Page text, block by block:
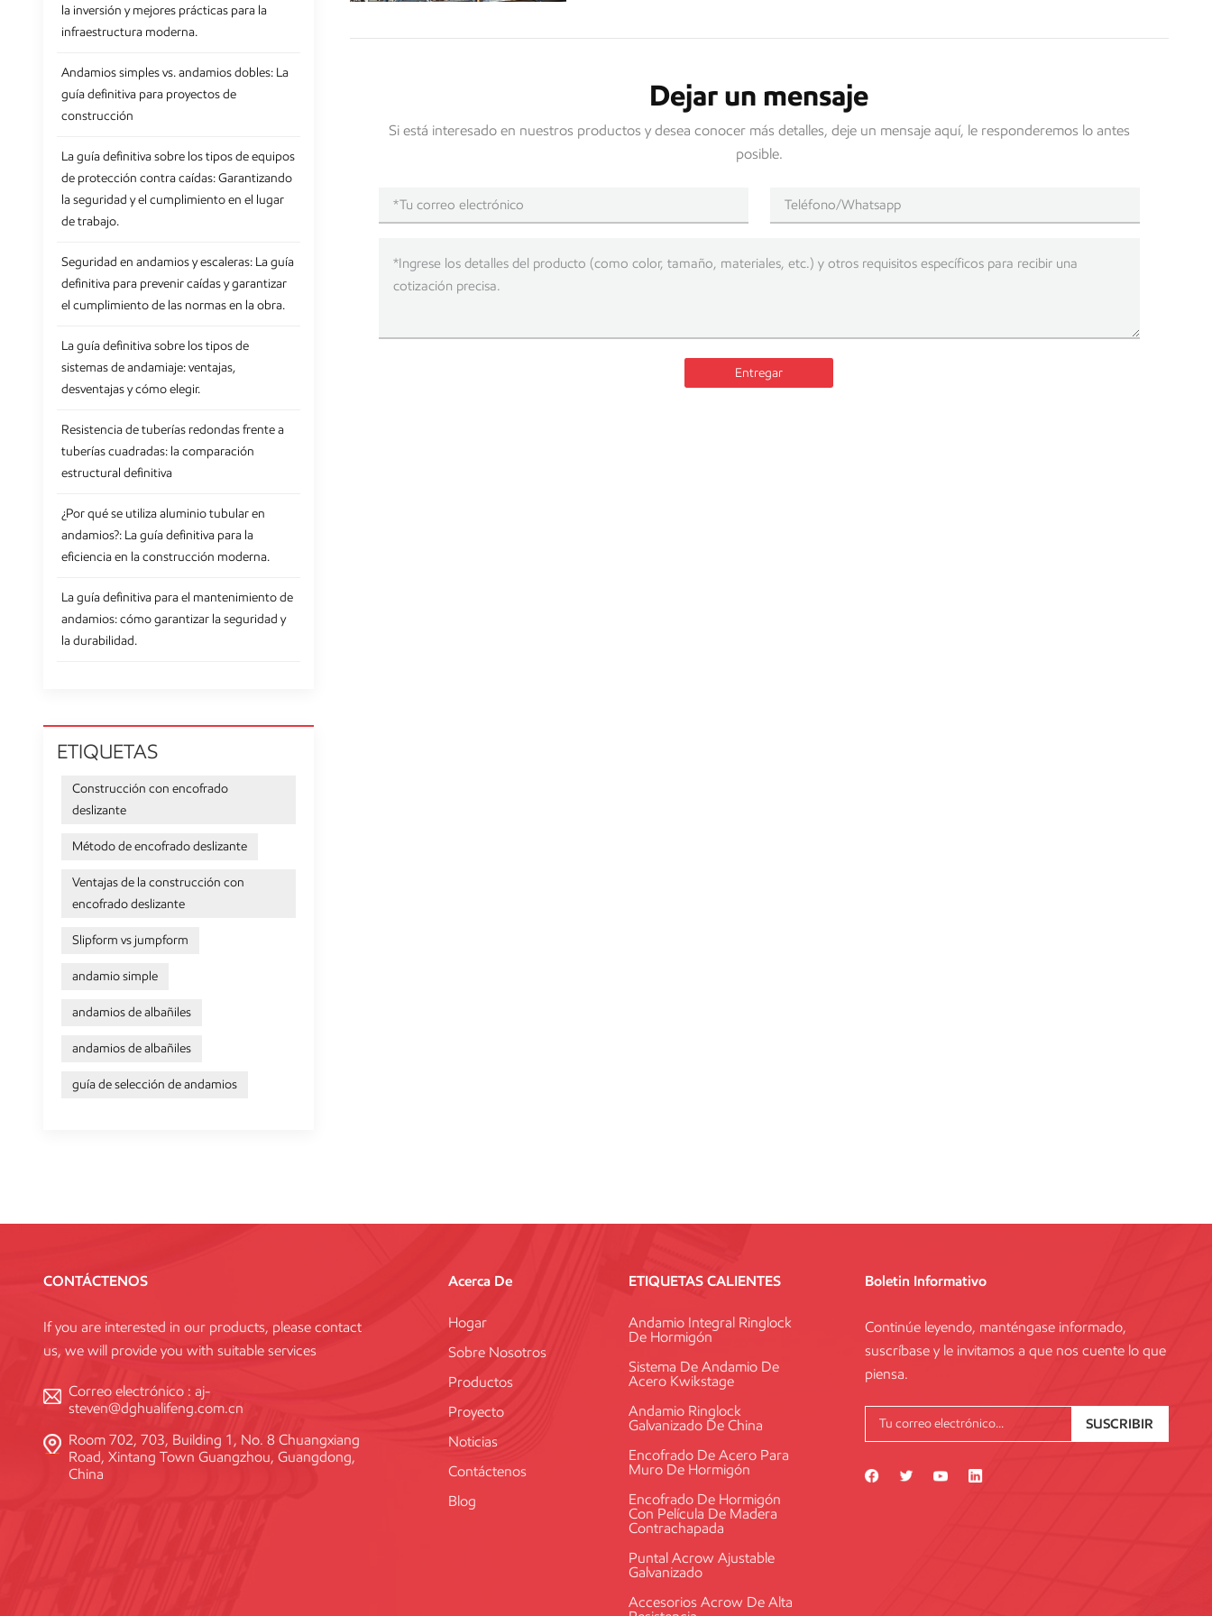
Dejar un mensaje
Si está interesado en nuestros productos y desea conocer más detalles, deje un mensaje aquí, le responderemos lo antes
posible.
Entregar
la inversión y mejores prácticas para la
infraestructura moderna.
Andamios simples vs. andamios dobles: La
guía definitiva para proyectos de
construcción
La guía definitiva sobre los tipos de equipos
de protección contra caídas: Garantizando
la seguridad y el cumplimiento en el lugar
de trabajo.
Seguridad en andamios y escaleras: La guía
definitiva para prevenir caídas y garantizar
el cumplimiento de las normas en la obra.
La guía definitiva sobre los tipos de
sistemas de andamiaje: ventajas,
desventajas y cómo elegir.
Resistencia de tuberías redondas frente a
tuberías cuadradas: la comparación
estructural definitiva
¿Por qué se utiliza aluminio tubular en
andamios?: La guía definitiva para la
eficiencia en la construcción moderna.
La guía definitiva para el mantenimiento de
andamios: cómo garantizar la seguridad y
la durabilidad.
ETIQUETAS
Construcción con encofrado
deslizante
Método de encofrado deslizante
Ventajas de la construcción con
encofrado deslizante
Slipform vs jumpform
andamio simple
andamios de albañiles
andamios de albañiles
guía de selección de andamios
CONTÁCTENOS
If you are interested in our products, please contact
us, we will provide you with suitable services
Correo electrónico : aj-
steven@dghualifeng.com.cn
Room 702, 703, Building 1, No. 8 Chuangxiang
Road, Xintang Town Guangzhou, Guangdong,
China
Acerca De
Hogar
Sobre Nosotros
Productos
Proyecto
Noticias
Contáctenos
Blog
ETIQUETAS CALIENTES
Andamio Integral Ringlock
De Hormigón
Sistema De Andamio De
Acero Kwikstage
Andamio Ringlock
Galvanizado De China
Encofrado De Acero Para
Muro De Hormigón
Encofrado De Hormigón
Con Película De Madera
Contrachapada
Puntal Acrow Ajustable
Galvanizado
Accesorios Acrow De Alta
Boletin Informativo
Continúe leyendo, manténgase informado,
suscríbase y le invitamos a que nos cuente lo que
piensa.
SUSCRIBIR